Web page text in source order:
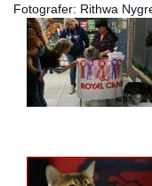
Fotografer: Rithwa